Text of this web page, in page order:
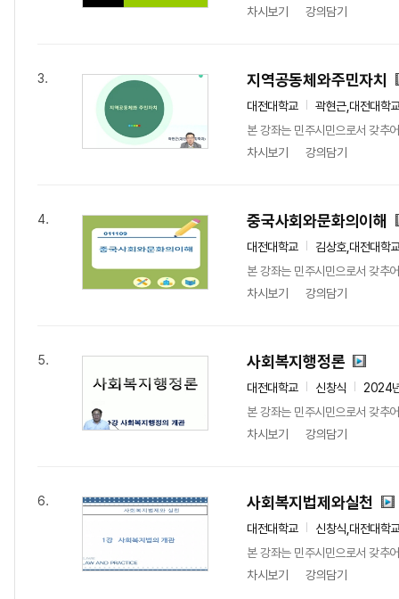
차시보기
강의담기
3. 지역공동체와주민자치
대전대학교
곽현근,대전대학
본 강좌는 민주시민으로서 갖추
차시보기
강의담기
4. 중국사회와문화의이해
대전대학교
김상호,대전대학
본 강좌는 민주시민으로서 갖추
차시보기
강의담기
5. 사회복지행정론
대전대학교 신창식
2024
본 강좌는 민주시민으로서 갖추
차시보기
강의담기
6. 사회복지법제와실천
대전대학교
신창식,대전대학
본 강좌는 민주시민으로서 갖추
차시보기
강의담기